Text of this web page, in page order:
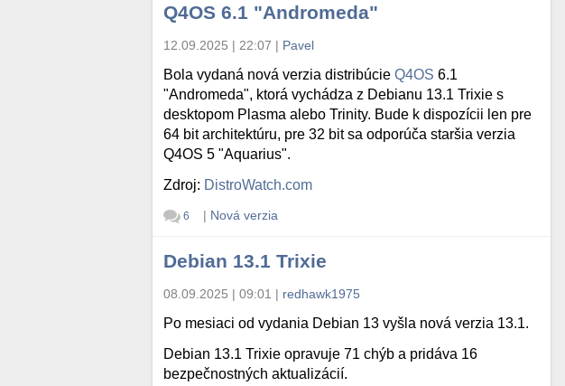
Q4OS 6.1 "Andromeda"
12.09.2025 | 22:07 | Pavel
Bola vydaná nová verzia distribúcieQ4OS 6.1
"Andromeda", ktorá vychádza z Debianu 13.1 Trixie s
desktopom Plasma alebo Trinity. Bude k dispozícii len pre
64 bit architektúru, pre 32 bit sa odporúča staršia verzia
Q4OS 5 "Aquarius".
Zdroj: DistroWatch.com
6 | Nová verzia
Debian 13.1 Trixie
08.09.2025 | 09:01 | redhawk1975
Po mesiaci od vydania Debian 13 vyšla nová verzia 13.1.
Debian 13.1 Trixie opravuje 71 chýb a pridáva 16
bezpečnostných aktualizácií.